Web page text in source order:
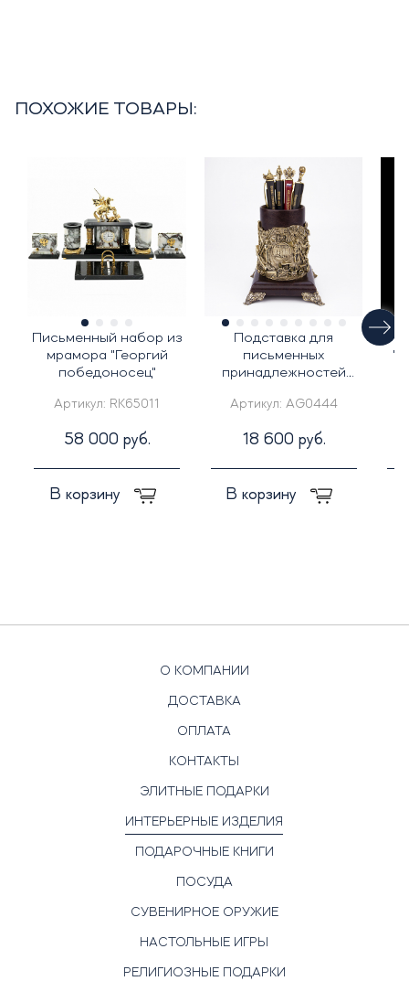
ПОХОЖИЕ ТОВАРЫ:
Письменный набор из
мрамора "Георгий
победоносец"
Артикул: RK65011
58 000 руб.
В корзину
Подставка для
письменных
принадлежностей
Артикул: AG0444
18 600 руб.
В корзину
О КОМПАНИИ
ДОСТАВКА
ОПЛАТА
КОНТАКТЫ
ЭЛИТНЫЕ ПОДАРКИ
ИНТЕРЬЕРНЫЕ ИЗДЕЛИЯ
ПОДАРОЧНЫЕ КНИГИ
ПОСУДА
СУВЕНИРНОЕ ОРУЖИЕ
НАСТОЛЬНЫЕ ИГРЫ
РЕЛИГИОЗНЫЕ ПОДАРКИ